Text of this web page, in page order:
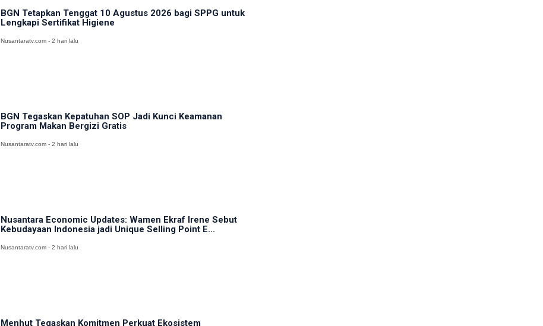
BGN Tetapkan Tenggat 10 Agustus 2026 bagi SPPG untuk
Lengkapi Sertifikat Higiene
Nusantaratv.com - 2 hari lalu
BGN Tegaskan Kepatuhan SOP Jadi Kunci Keamanan
Program Makan Bergizi Gratis
Nusantaratv.com - 2 hari lalu
Nusantara Economic Updates: Wamen Ekraf Irene Sebut
Kebudayaan Indonesia jadi Unique Selling Point E...
Nusantaratv.com - 2 hari lalu
Menhut Tegaskan Komitmen Perkuat Ekosistem